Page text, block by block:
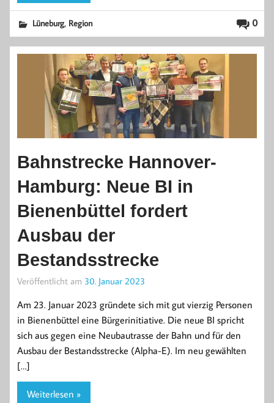
0
Lüneburg, Region
Bahnstrecke Hannover-
Hamburg: Neue BI in
Bienenbüttel fordert
Ausbau der
Bestandsstrecke
Veröffentlicht am 30. Januar 2023
Am 23. Januar 2023 gründete sich mit gut vierzig Personen
in Bienenbüttel eine Bürgerinitiative. Die neue BI spricht
sich aus gegen eine Neubautrasse der Bahn und für den
Ausbau der Bestandsstrecke (Alpha-E). Im neu gewählten
[…]
Weiterlesen »